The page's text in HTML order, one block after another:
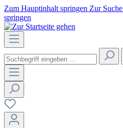
Zum Hauptinhalt springen Zur
springen